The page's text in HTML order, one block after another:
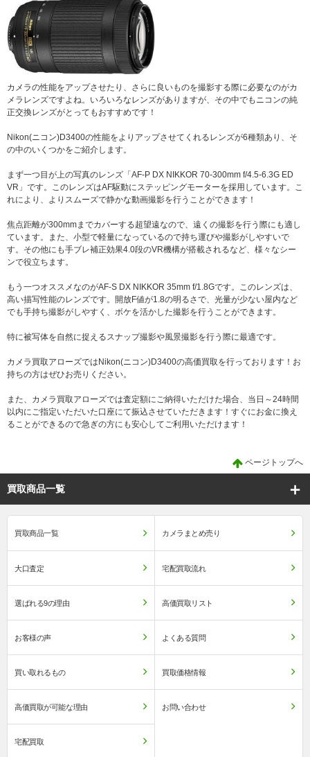
カメラの性能をアップさせたり、さらに良いものを撮影する際に必要なのがカ
メラレンズですよね。いろいろなレンズがありますが、その中でもニコンの純
正交換レンズがとってもおすすめです！
Nikon(ニコン)D3400の性能をよりアップさせてくれるレンズが6種類あり、そ
の中のいくつかをご紹介します。
まず一つ目が上の写真のレンズ「AF-P DX NIKKOR 70-300mm f/4.5-6.3G ED
VR」です。このレンズはAF駆動にステッピングモーターを採用しています。こ
れにより、よりスムーズで静かな動画撮影を行うことができます！
焦点距離が300mmまでカバーする超望遠なので、遠くの撮影を行う際にも適し
ています。また、小型で軽量になっているので持ち運びや撮影がしやすいで
す。その他にも手ブレ補正効果4.0段のVR機構が搭載されるなど、様々なシー
ンで役立ちます。
もう一つオススメなのがAF-S DX NIKKOR 35mm f/1.8Gです。このレンズは、
高い描写性能のレンズです。開放F値が1.8の明るさで、光量が少ない屋内など
でも手持ち撮影がしやすく、ボケを活かした撮影を行うことができます。
特に被写体を自然に捉えるスナップ撮影や風景撮影を行う際に最適です。
カメラ買取アローズではNikon(ニコン)D3400の高価買取を行っております！お
持ちの方はぜひお売りください。
また、カメラ買取アローズでは査定額にご納得いただけた場合、当日～24時間
以内にご指定いただいた口座にて振込させていただきます！すぐにお金に換え
ることができるので急ぎの方にも安心してご利用いただけます！
ページトップへ
買取商品一覧
買取商品一覧 カメラまとめ売り
大口査定 宅配買取流れ
選ばれる9の理由 高価買取リスト
お客様の声 よくある質問
買い取れるもの 買取価格情報
高価買取が可能な理由 お問い合わせ
宅配買取